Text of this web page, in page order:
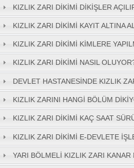
KIZLIK ZARI DIKIMI DIKIŞLER
KIZLIK ZARI DIKIMI KAYIT ALTINA
KIZLIK ZARI DIKIMI KIMLERE
KIZLIK ZARI DIKIMI NASIL
DEVLET HASTANESINDE KIZLIK
KIZLIK ZARINI HANGI BÖLÜM
KIZLIK ZARI DIKIMI KAÇ SAAT
KIZLIK ZARI DIKIMI E-DEVLETE
YARI BÖLMELI KIZLIK ZARI KANAR